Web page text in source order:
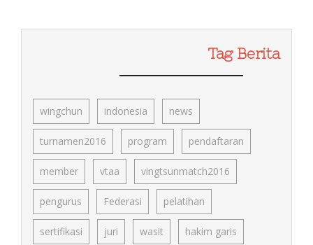
Tag Berita
wingchun indonesia news
turnamen2016 program pendaftaran
member vtaa vingtsunmatch2016
pengurus Federasi pelatihan
sertifikasi juri wasit hakim garis